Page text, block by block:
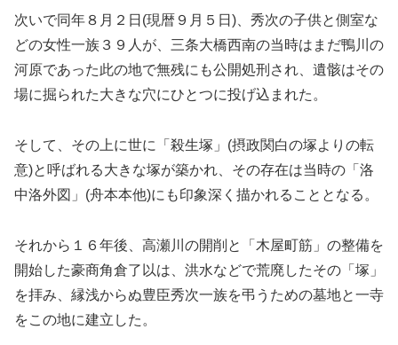
次いで同年８月２日(現暦９月５日)、秀次の子供と側室な
どの女性一族３９人が、三条大橋西南の当時はまだ鴨川の
河原であった此の地で無残にも公開処刑され、遺骸はその
場に掘られた大きな穴にひとつに投げ込まれた。
そして、その上に世に「殺生塚」(摂政関白の塚よりの転
意)と呼ばれる大きな塚が築かれ、その存在は当時の「洛
中洛外図」(舟本本他)にも印象深く描かれることとなる。
それから１６年後、高瀬川の開削と「木屋町筋」の整備を
開始した豪商角倉了以は、洪水などで荒廃したその「塚」
を拝み、縁浅からぬ豊臣秀次一族を弔うための墓地と一寺
をこの地に建立した。